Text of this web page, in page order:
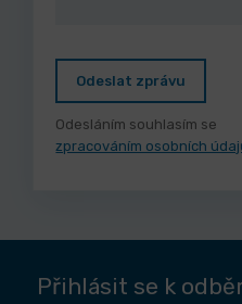
Odeslat zprávu
Odesláním souhlasím se
zpracováním osobních
Přihlásit se k